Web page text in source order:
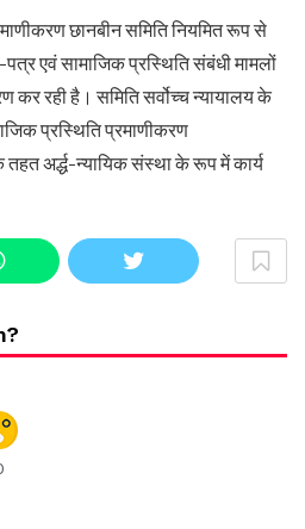
छानबीन समिति नियमित रूप से
एवं सामाजिक प्रस्थिति संबंधी मामलों
कर रही है। समिति सर्वोच्च न्यायालय के
प्रस्थिति प्रमाणीकरण
अर्द्ध-न्यायिक संस्था के रूप में कार्य